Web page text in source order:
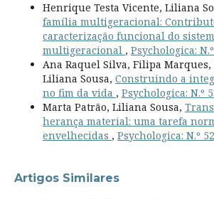
Henrique Testa Vicente, Liliana
família multigeracional:
caracterização funcional do
multigeracional , Psychologica:
Ana Raquel Silva, Filipa
Liliana Sousa, Construindo a
no fim da vida , Psychologica: N.º
Marta Patrão, Liliana Sousa,
herança material: uma tarefa
envelhecidas , Psychologica: N.º
Artigos Similares